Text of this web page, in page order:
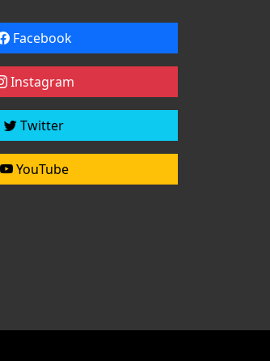
Facebook
Instagram
Twitter
YouTube